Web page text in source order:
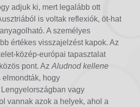
adjuk ki, mert legalább ott
is voltak reflexiók, öt-hat
A személyes
értékes visszajelzést kapok. Az
közép-európai tapasztalat
pont. Az Aludnod kellene
elmondták, hogy
vagy
vannak azok a helyek, ahol a